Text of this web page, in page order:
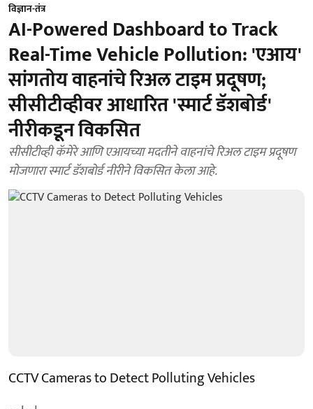
विज्ञान-तंत्र
AI-Powered Dashboard to Track
Real-Time Vehicle Pollution: 'एआय'
सांगतोय वाहनांचे रिअल टाइम प्रदूषण;
सीसीटीव्हीवर आधारित 'स्मार्ट डॅशबोर्ड'
नीरीकडून विकसित
सीसीटीव्ही कॅमेरे आणि एआयच्या मदतीने वाहनांचे रिअल टाइम प्रदूषण
मोजणारा स्मार्ट डॅशबोर्ड नीरीने विकसित केला आहे.
CCTV Cameras to Detect Polluting Vehicles